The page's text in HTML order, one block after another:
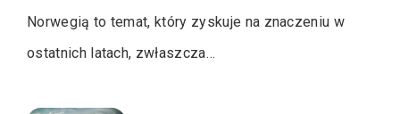
Norwegią to temat, który zyskuje na znaczeniu w
ostatnich latach, zwłaszcza…